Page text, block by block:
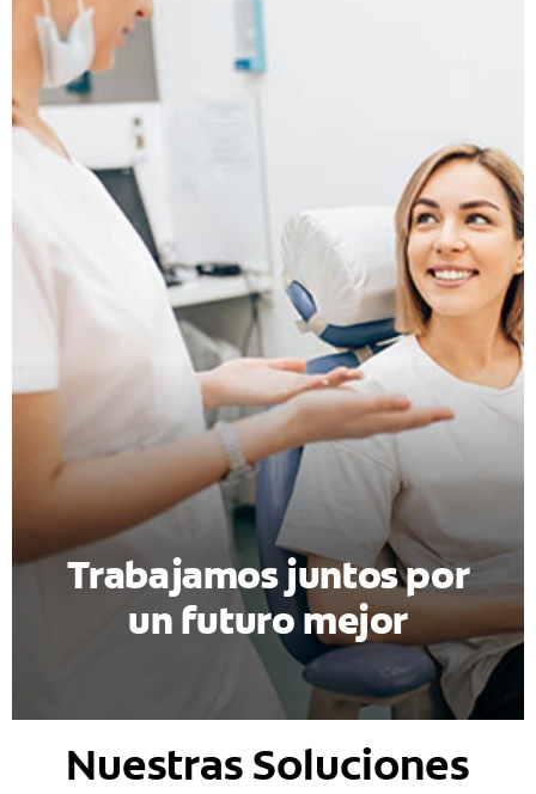
PARA PROFESIONALES
AR (ES)
SUSCRIBITE
Trabajamos juntos por
un futuro mejor
Nuestras Soluciones